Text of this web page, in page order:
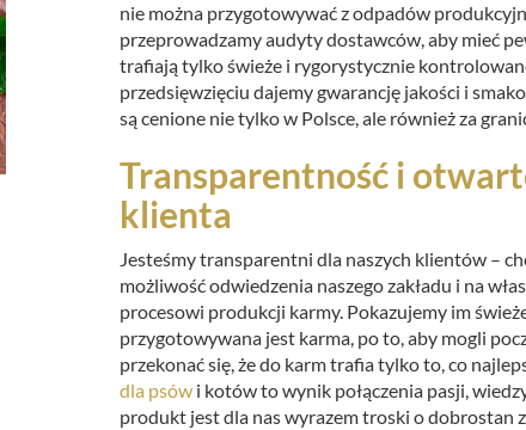
nie można przygotowywać z odpadów
przeprowadzamy audyty dostawców, aby mieć
trafiają tylko świeże i rygorystycznie
przedsięwzięciu dajemy gwarancję jakości i
są cenione nie tylko w Polsce, ale również za
Transparentność i
klienta
Jesteśmy transparentni dla naszych klientów –
możliwość odwiedzenia naszego zakładu i na
procesowi produkcji karmy. Pokazujemy im
przygotowywana jest karma, po to, aby mogli
przekonać się, że do karm trafia tylko to, co
dla psów i kotów to wynik połączenia pasji,
produkt jest dla nas wyrazem troski o dobrostan